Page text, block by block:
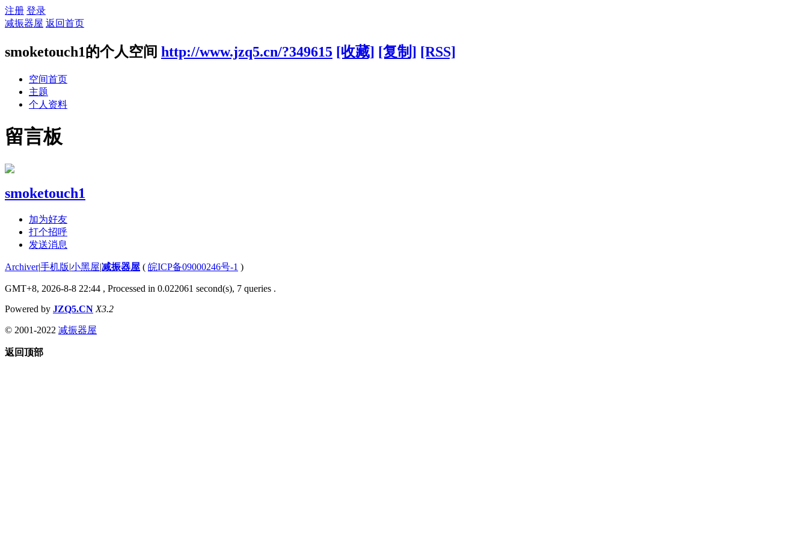
注册 登录
减振器屋 返回首页
smoketouch1的个人空间 http://www.jzq5.cn/?349615 [收藏] [复制] [RSS]
空间首页
主题
个人资料
留言板
smoketouch1
加为好友
打个招呼
发送消息
Archiver|手机版|小黑屋|减振器屋 ( 皖ICP备09000246号-1 )
GMT+8, 2026-8-8 22:44 , Processed in 0.022061 second(s), 7 queries .
Powered by JZQ5.CN X3.2
© 2001-2022 减振器屋
返回顶部